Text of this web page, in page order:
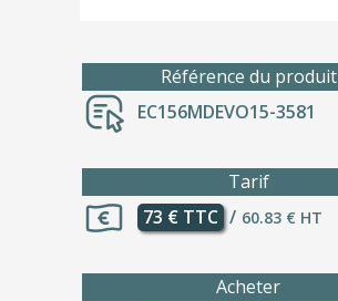
Référence du produit
EC156MDEVO15-3581
Tarif
73 € TTC / 60.83 € HT
Acheter